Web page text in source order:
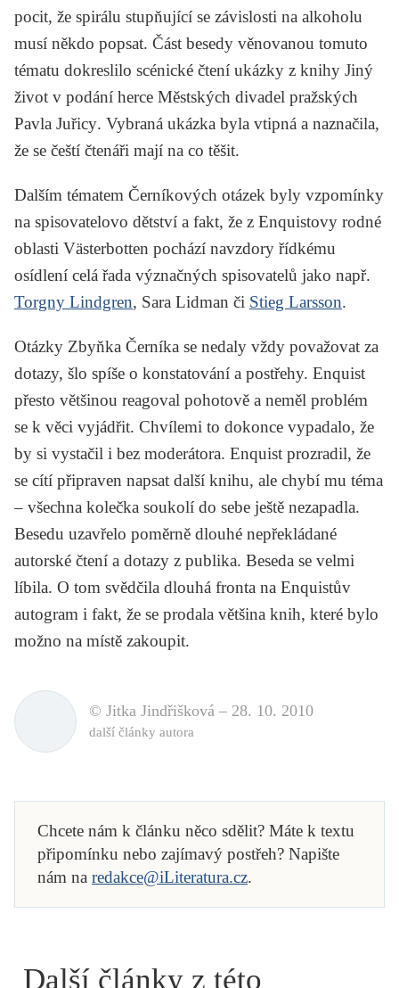
pocit, že spirálu stupňující se závislosti na alkoholu
musí někdo popsat. Část besedy věnovanou tomuto
tématu dokreslilo scénické čtení ukázky z knihy Jiný
život v podání herce Městských divadel pražských
Pavla Juřicy. Vybraná ukázka byla vtipná a naznačila,
že se čeští čtenáři mají na co těšit.
Dalším tématem Černíkových otázek byly vzpomínky
na spisovatelovo dětství a fakt, že z Enquistovy rodné
oblasti Västerbotten pochází navzdory řídkému
osídlení celá řada význačných spisovatelů jako např.
Torgny Lindgren, Sara Lidman či Stieg Larsson.
Otázky Zbyňka Černíka se nedaly vždy považovat za
dotazy, šlo spíše o konstatování a postřehy. Enquist
přesto většinou reagoval pohotově a neměl problém
se k věci vyjádřit. Chvílemi to dokonce vypadalo, že
by si vystačil i bez moderátora. Enquist prozradil, že
se cítí připraven napsat další knihu, ale chybí mu téma
– všechna kolečka soukolí do sebe ještě nezapadla.
Besedu uzavřelo poměrně dlouhé nepřekládané
autorské čtení a dotazy z publika. Beseda se velmi
líbila. O tom svědčila dlouhá fronta na Enquistův
autogram i fakt, že se prodala většina knih, které bylo
možno na místě zakoupit.
© Jitka Jindřišková – 28. 10. 2010
další články autora
Chcete nám k článku něco sdělit? Máte k textu
připomínku nebo zajímavý postřeh? Napište
nám na redakce@iLiteratura.cz.
Další články z této